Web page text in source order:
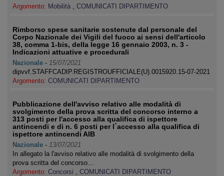
Argomento: Mobilità , COMUNICATI DIPARTIMENTO
Rimborso spese sanitarie sostenute dal personale del
Corpo Nazionale dei Vigili del fuoco ai sensi dell'articolo
38, comma 1-bis, della legge 16 gennaio 2003, n. 3 -
Indicazioni attuative e procedurali
Nazionale - 15/07/2021
dipvvf.STAFFCADIP.REGISTROUFFICIALE(U).0015920.15-07-2021
Argomento: COMUNICATI DIPARTIMENTO
Pubblicazione dell'avviso relativo alle modalità di
svolgimento della prova scritta del concorso interno a
313 posti per l'accesso alla qualifica di ispettore
antincendi e di n. 6 posti per l´accesso alla qualifica di
ispettore antincendi AIB
Nazionale - 13/07/2021
In allegato la l'avviso relativo alle modalità di svolgimento della
prova scritta del concorso…
Argomento: Concorsi , COMUNICATI DIPARTIMENTO